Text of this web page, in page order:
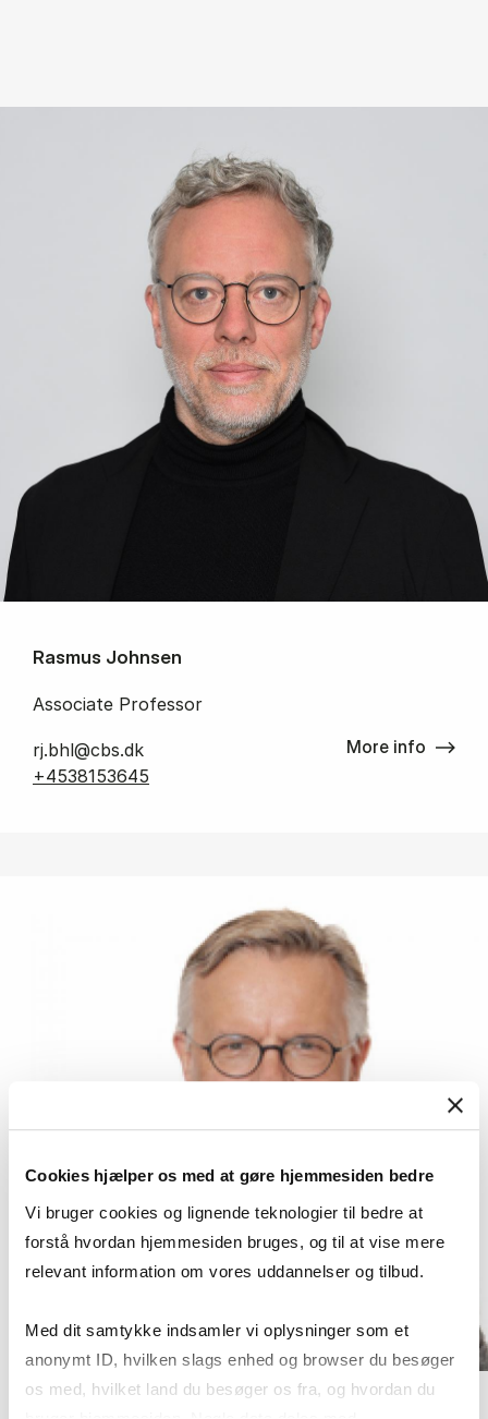
Cookies hjælper os med at gøre hjemmesiden bedre
Vi bruger cookies og lignende teknologier til bedre at
forstå hvordan hjemmesiden bruges, og til at vise mere
relevant information om vores uddannelser og tilbud.
Med dit samtykke indsamler vi oplysninger som et
anonymt ID, hvilken slags enhed og browser du besøger
os med, hvilket land du besøger os fra, og hvordan du
Rasmus Johnsen
Associate Professor
rj.bhl@cbs.dk
+4538153645
More info